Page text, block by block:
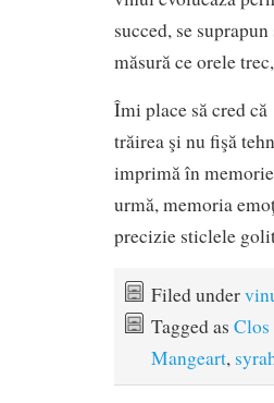
succed, se
măsură ce orele
Îmi place să cred
trăirea şi nu fişă
imprimă în
urmă, memoria
precizie sticlele
Filed under
Tagged as Clos
Mangeart,